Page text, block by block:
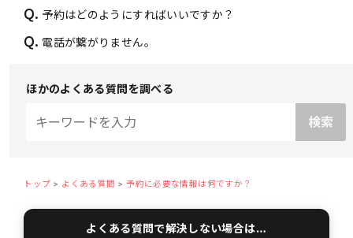
Q. 予約はどのようにすればいいですか？
Q. 電話が繋がりません。
ほかのよくある質問を調べる
トップ よくある質問 予約に必要な情報は何ですか？
よくある質問で解決しない場合は…